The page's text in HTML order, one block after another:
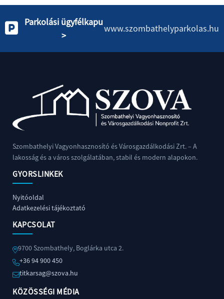
Parkolási ügyfélkapu
>
www.szombathelyparkolas.hu
Szombathelyi Vagyonhasznosító és Városgazdálkodási Zrt. – A
lakosság és a város szolgálatában, stabil és modern alapokon.
GYORSLINKEK
Nyitóoldal
Adatkezelési tájékoztató
KAPCSOLAT
9700 Szombathely, Boglárka utca 2.
+36 94 900 450
titkarsag@szova.hu
KÖZÖSSÉGI MÉDIA